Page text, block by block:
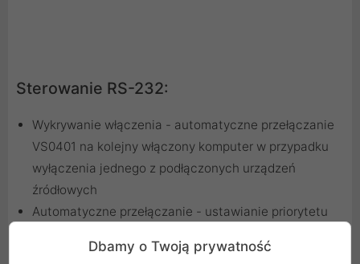
Sterowanie RS-232:
Wykrywanie włączenia - automatyczne przełączanie
VS0401 na kolejny włączony komputer w przypadku
wyłączenia jednego z podłączonych urządzeń
źródłowych
Automatyczne przełączanie - ustawianie priorytetu
podłączony port
Dbamy o Twoją prywatność